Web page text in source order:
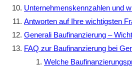
Unternehmenskennzahlen und
Antworten auf Ihre wichtigsten
Generali Baufinanzierung –
FAQ zur Baufinanzierung bei
Welche